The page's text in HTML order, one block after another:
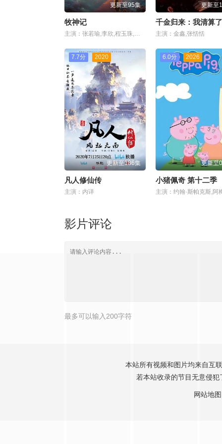
更新至95集
牧神记
主演：张若瑜,李欣,程玉珠,杜晴晴,虞晓旭,于凯隆,高嗣航,张恒,王宇航,刘宇轩,唐昊
更新至
主演：金鑫,张恬恬
7.7分 2020
更新至186集
凡人修仙传
主演：内详
6.0分 2026
更新至
小猪佩奇 第十二季
影片评论
最多可以输入200字符
本站所有视频和图片均来自互
若本站收录的节目无意侵
网站地图